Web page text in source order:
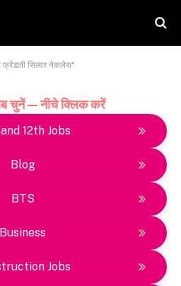
सिल्वर नेकलेस"
चुनें — नीचे क्लिक करें
12th Jobs
Blog
BTS
Business
Jobs